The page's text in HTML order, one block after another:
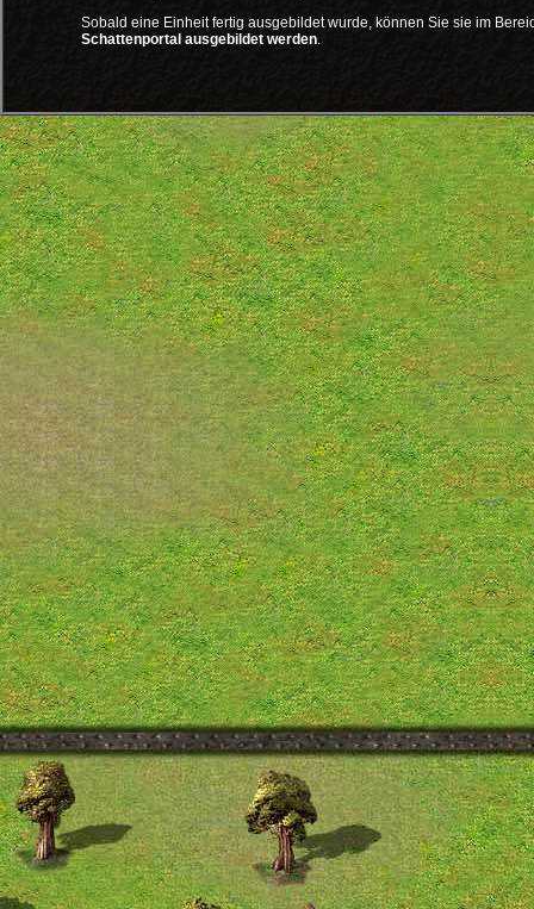
Sobald eine Einheit fertig ausgebildet wurde, können Sie sie im
Schattenportal ausgebildet werden.